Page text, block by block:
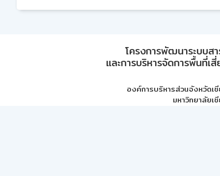
โครงการพัฒนาระบบส
และการบริหารจัดการพื้นที่เ
องค์การบริหารส่วนจังหวัดเ
มหาวิทยาลัยเ